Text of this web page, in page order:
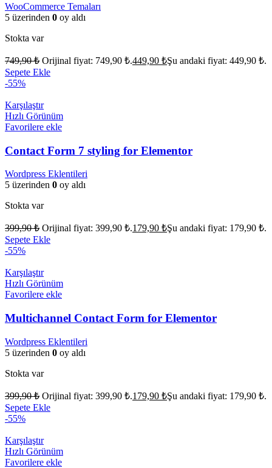
WooCommerce Temaları
5 üzerinden 0 oy aldı
Stokta var
749,90₺ Orijinal fiyat: 749,90 ₺.449,90 ₺Şu andaki fiyat: 449,90 ₺.
Sepete Ekle
-55%
Karşılaştır
Hızlı Görünüm
Favorilere ekle
Contact Form 7 styling for Elementor
Wordpress Eklentileri
5 üzerinden 0 oy aldı
Stokta var
399,90₺ Orijinal fiyat: 399,90 ₺.179,90 ₺Şu andaki fiyat: 179,90 ₺.
Sepete Ekle
-55%
Karşılaştır
Hızlı Görünüm
Favorilere ekle
Multichannel Contact Form for Elementor
Wordpress Eklentileri
5 üzerinden 0 oy aldı
Stokta var
399,90₺ Orijinal fiyat: 399,90 ₺.179,90 ₺Şu andaki fiyat: 179,90 ₺.
Sepete Ekle
-55%
Karşılaştır
Hızlı Görünüm
Favorilere ekle